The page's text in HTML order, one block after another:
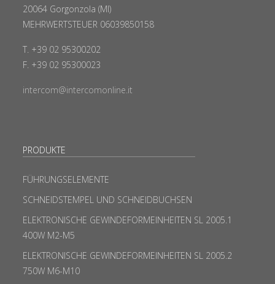
20064 Gorgonzola (MI)
MEHRWERTSTEUER 06039850158
T. +39 02 95300202
F. +39 02 95300023
intercom@intercomonline.it
PRODUKTE
FÜHRUNGSELEMENTE
SCHNEIDSTEMPEL UND SCHNEIDBUCHSEN
ELEKTRONISCHE GEWINDEFORMEINHEITEN SL 2005.1
400W M2-M5
ELEKTRONISCHE GEWINDEFORMEINHEITEN SL 2005.2
750W M6-M10